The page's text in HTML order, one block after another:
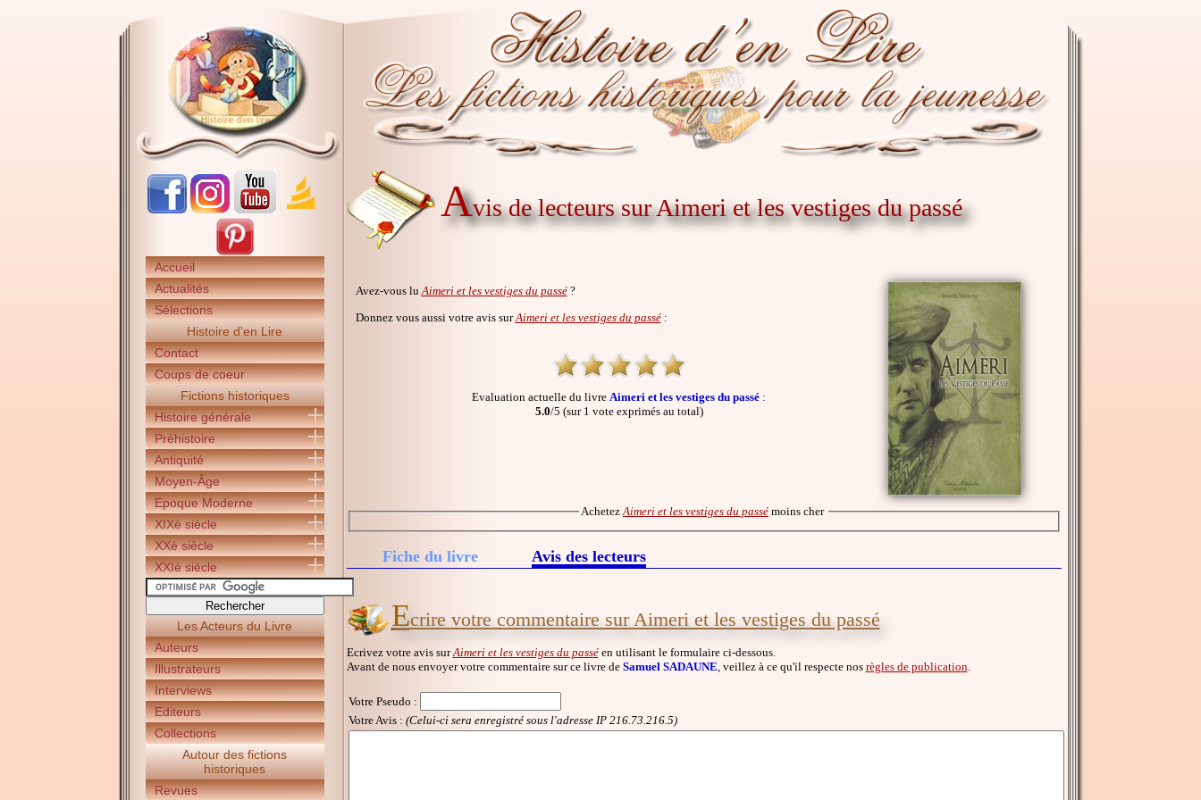
Accueil
Actualités
Sélections
Histoire d'en Lire
Contact
Coups de coeur
Fictions historiques
Histoire générale
Préhistoire
Antiquité
Moyen-Âge
Epoque Moderne
XIXè siècle
XXè siècle
XXIè siècle
Les Acteurs du Livre
Auteurs
Illustrateurs
Interviews
Editeurs
Collections
Autour des fictions
historiques
Revues
Avis de lecteurs sur Aimeri et les vestiges du passé
Avez-vous luAimeri et les vestiges du passé?
Donnez vous aussi votre avis surAimeri et les vestiges du passé:
Evaluation actuelle du livre Aimeri et les vestiges du passé :
5.0/5 (sur 1 vote exprimés au total)
AchetezAimeri et les vestiges du passé moins cher
Fiche du livre Avis des lecteurs
Ecrire votre commentaire sur Aimeri et les vestiges du passé
Ecrivez votre avis surAimeri et les vestiges du passéen utilisant le formulaire ci-dessous.
Avant de nous envoyer votre commentaire sur ce livre de Samuel SADAUNE , veillez à ce qu'il respecte nos règles de publication
Votre Pseudo :
Votre Avis : (Celui-ci sera enregistré sous l'adresse IP 216.73.216.5)